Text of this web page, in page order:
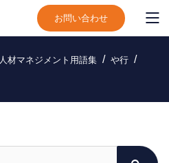
お問い合わせ
人材マネジメント用語集
や行